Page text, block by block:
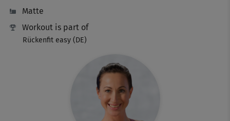
Matte
Workout is part of
Rückenfit easy (DE)